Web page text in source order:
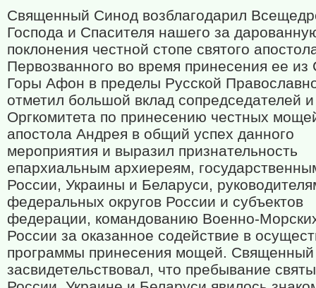
Священный Синод возблагодарил
Господа и Спасителя нашего за
поклонения честной стопе святого
Первозванного во время принесения ее из
Горы Афон в пределы Русской
отметил большой вклад сопредседателей
Оргкомитета по принесению честных
апостола Андрея в общий успех данного
мероприятия и выразил признательность
епархиальным архиереям,
России, Украины и Беларуси,
федеральных округов России и субъектов
федерации, командованию Военно-
России за оказанное содействие в
программы принесения мощей.
засвидетельствовал, что пребывание